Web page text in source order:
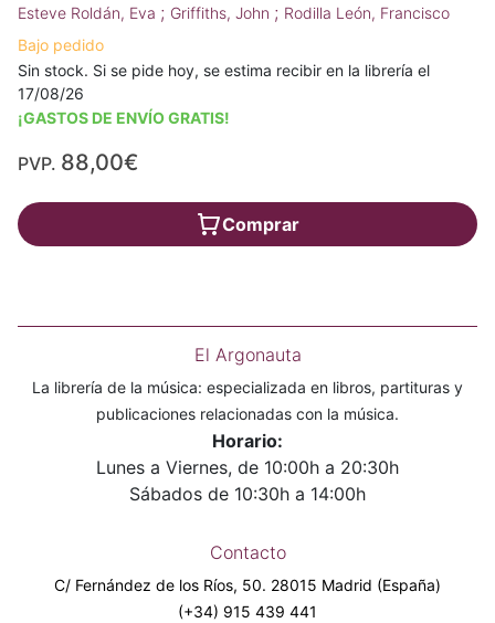
Esteve Roldán, Eva ; Griffiths, John ; Rodilla León, Francisco
Bajo pedido
Sin stock. Si se pide hoy, se estima recibir en la librería el
17/08/26
¡GASTOS DE ENVÍO GRATIS!
PVP. 88,00€
Comprar
El Argonauta
La librería de la música: especializada en libros, partituras y
publicaciones relacionadas con la música.
Horario:
Lunes a Viernes, de 10:00h a 20:30h
Sábados de 10:30h a 14:00h
Contacto
C/ Fernández de los Ríos, 50. 28015 Madrid (España)
(+34) 915 439 441